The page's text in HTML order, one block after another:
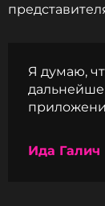
Я думаю,
Ида Галич